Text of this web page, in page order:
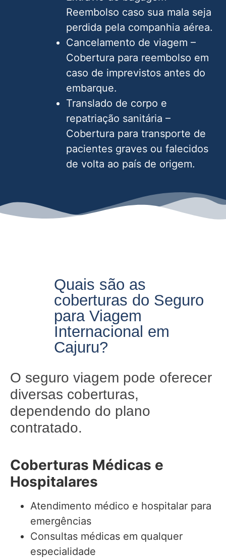
Reembolso caso sua mala seja
perdida pela companhia aérea.
Cancelamento de viagem –
Cobertura para reembolso em
caso de imprevistos antes do
embarque.
Translado de corpo e
repatriação sanitária –
Cobertura para transporte de
pacientes graves ou falecidos
de volta ao país de origem.
Quais são as
coberturas do Seguro
para Viagem
Internacional em
Cajuru?
O seguro viagem pode oferecer
diversas coberturas,
dependendo do plano
contratado.
Coberturas Médicas e
Hospitalares
Atendimento médico e hospitalar para
emergências
Consultas médicas em qualquer
especialidade